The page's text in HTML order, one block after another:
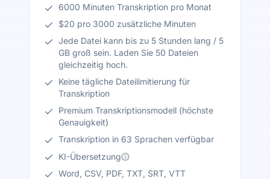
6000 Minuten Transkription pro Monat
$20 pro 3000 zusätzliche Minuten
Jede Datei kann bis zu 5 Stunden lang / 5
GB groß sein. Laden Sie 50 Dateien
gleichzeitig hoch.
Keine tägliche Dateilimitierung für
Transkription
Premium Transkriptionsmodell (höchste
Genauigkeit)
Transkription in 63 Sprachen verfügbar
KI-Übersetzung
Word, CSV, PDF, TXT, SRT, VTT